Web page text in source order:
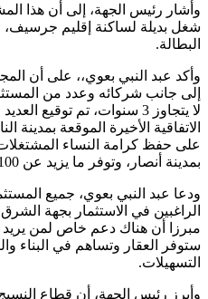
وأشار رئيس الجهة، إلى أن هذا
شغل بديلة لساكنة إقليم جرسيف،
البطالة.
وأكد عبد النبي بعوي،، على أن
إلى جانب شركائه وعدد من
لا يتجاوز 3 سنوات، تم توقيع
الاتفاقية الأخيرة الموقعة
على حفظ كرامة النساء
بمدينة أنصار، وتوفر ما يزيد عن 1100 منصب شغل.
ودعا عبد النبي بعوي، جميع
الراغبين في الاستثمار بجهة
مبرزا أن هناك دعم خاص لمن يريد
ستوفر العقار وتساهم في البناء
التسهيلات.